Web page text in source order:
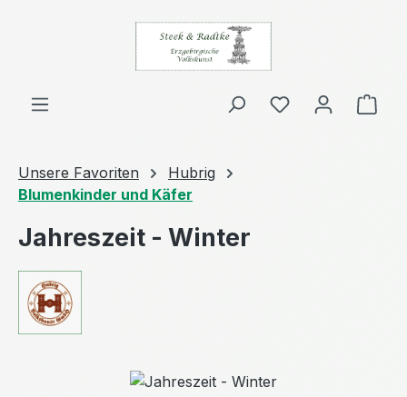
Zum Hauptinhalt springen
Unsere Favoriten
Hubrig
Blumenkinder und Käfer
Jahreszeit - Winter
Bildergalerie überspringen